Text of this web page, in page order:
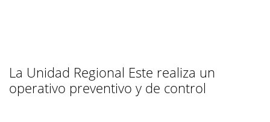
La Unidad Regional Este realiza un
operativo preventivo y de control